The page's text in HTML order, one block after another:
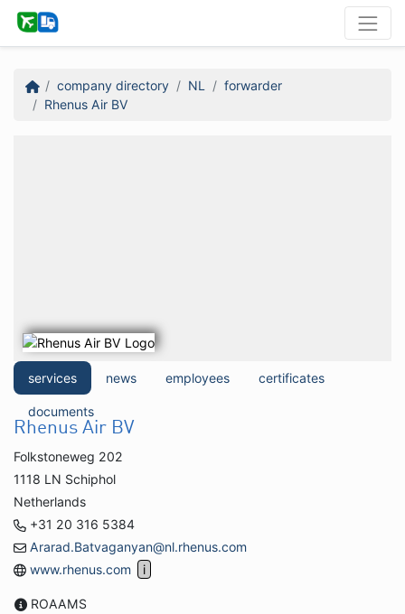
company directory NL
forwarder
Rhenus Air BV
services news employees certificates
documents
Rhenus Air BV
Folkstoneweg 202
1118 LN Schiphol
Netherlands
+31 20 316 5384
Ararad.Batvaganyan@nl.rhenus.com
www.rhenus.com
ROAAMS